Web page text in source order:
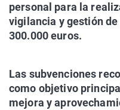
personal para la
vigilancia y gestión
300.000 euros.
Las subvenciones
como objetivo
mejora y